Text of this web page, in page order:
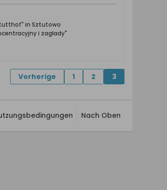
in Sztutowo
i zagłady"
Vorherige 1 2 3
Nach Oben